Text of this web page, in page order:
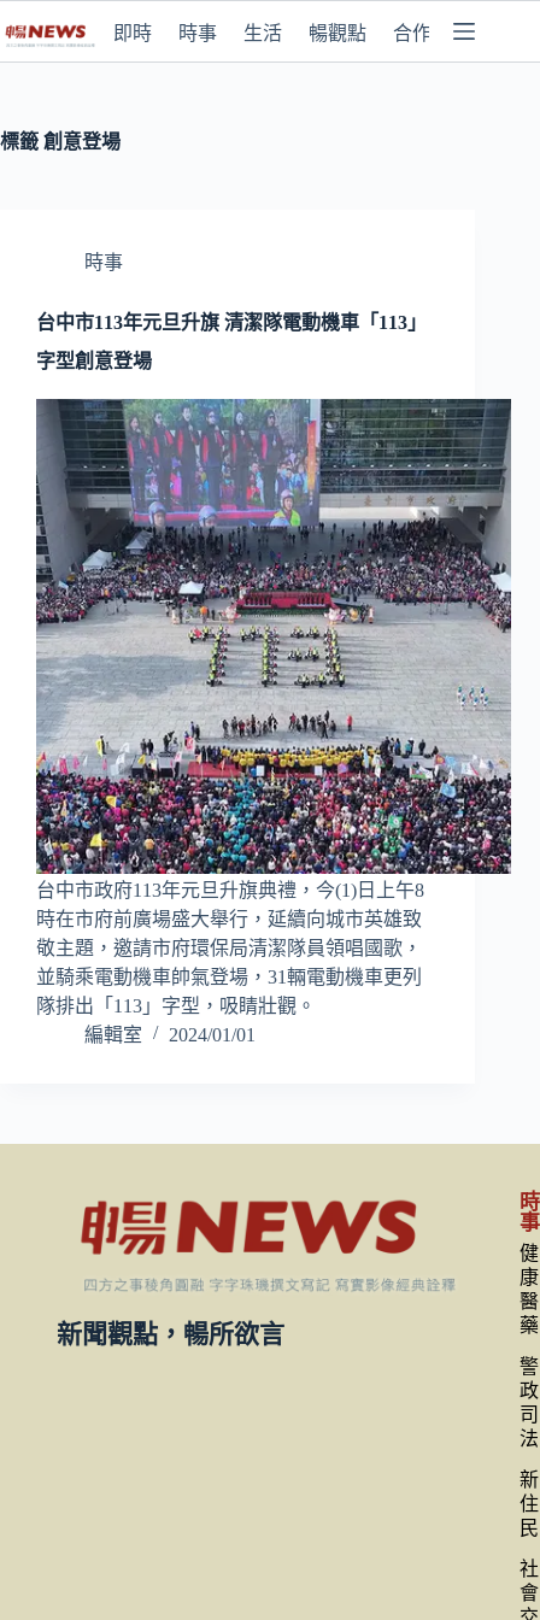
即時 時事 生活 暢觀點 合作媒體
標籤 創意登場
時事
台中市113年元旦升旗 清潔隊電動機車「113」
字型創意登場
台中市政府113年元旦升旗典禮，今(1)日上午8
時在市府前廣場盛大舉行，延續向城市英雄致
敬主題，邀請市府環保局清潔隊員領唱國歌，
並騎乘電動機車帥氣登場，31輛電動機車更列
隊排出「113」字型，吸睛壯觀。
編輯室
2024/01/01
新聞觀點，暢所欲言
時
事
健
康
醫
藥
警
政
司
法
新
住
民
社
會